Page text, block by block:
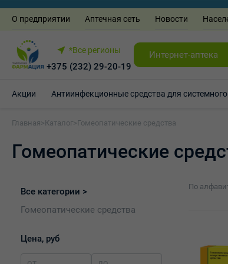
О предприятии Аптечная сеть Новости
*Все регионы
+375 (232) 29-20-19
Интернет-аптека
Акции Антиинфекционные средства для
Главная >Каталог>Гомеопатические средства
Гомеопатические
Все категории >
Гомеопатические средства
Цена, руб
По